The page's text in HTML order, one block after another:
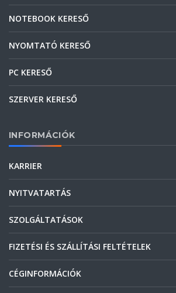
NOTEBOOK KERESŐ
NYOMTATÓ KERESŐ
PC KERESŐ
SZERVER KERESŐ
INFORMÁCIÓK
KARRIER
NYITVATARTÁS
SZOLGÁLTATÁSOK
FIZETÉSI ÉS SZÁLLÍTÁSI FELTÉTELEK
CÉGINFORMÁCIÓK